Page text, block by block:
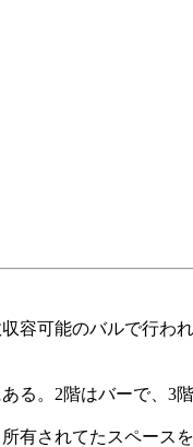
容可能のバルで行
る。2階はバーで、3
有されてたスペース